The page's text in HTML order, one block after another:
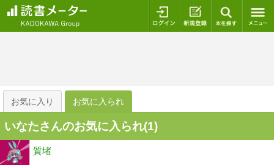
ログイン 新規登録
お気に入り お気に入られ
いなたさんのお気に入られ(1)
質堵